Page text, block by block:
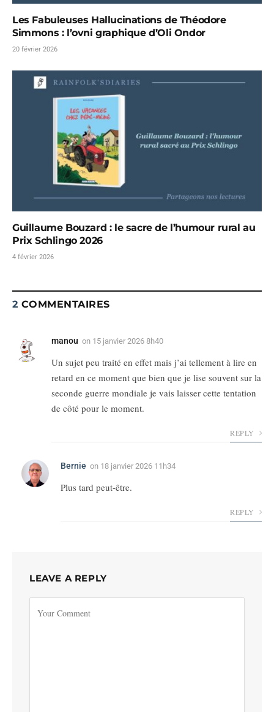
Les Fabuleuses Hallucinations de Théodore
Simmons : l’ovni graphique d’Oli Ondor
20 février 2026
Guillaume Bouzard : le sacre de l’humour rural au
Prix Schlingo 2026
4 février 2026
2 COMMENTAIRES
manou on 15 janvier 2026 8h40
Un sujet peu traité en effet mais j’ai tellement à lire en
retard en ce moment que bien que je lise souvent sur la
seconde guerre mondiale je vais laisser cette tentation
de côté pour le moment.
REPLY
Bernie on 18 janvier 2026 11h34
Plus tard peut-être.
REPLY
LEAVE A REPLY